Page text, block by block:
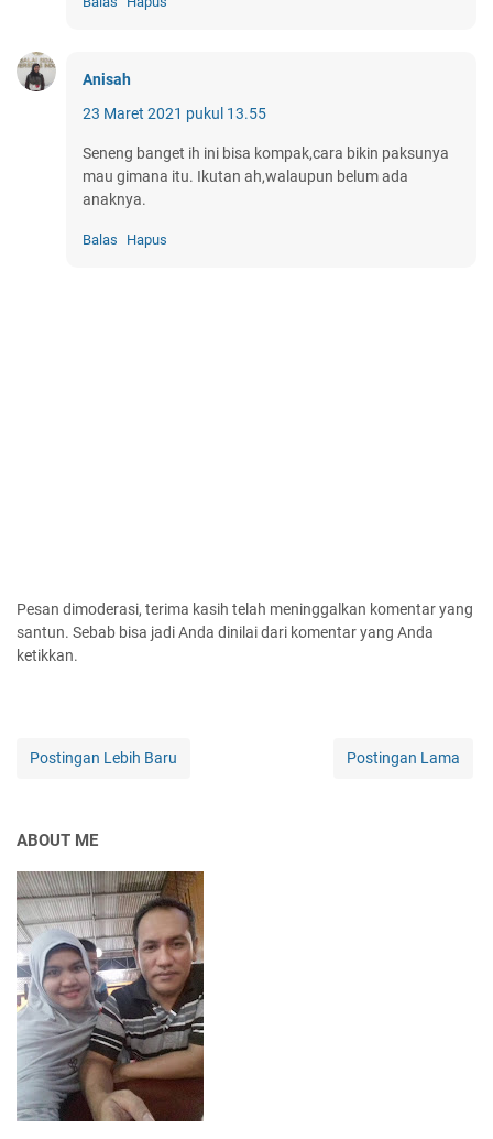
Anisah
23 Maret 2021 pukul 13.55
Seneng banget ih ini bisa kompak,cara bikin paksunya
mau gimana itu. Ikutan ah,walaupun belum ada
anaknya.
Balas Hapus
Pesan dimoderasi, terima kasih telah meninggalkan komentar yang
santun. Sebab bisa jadi Anda dinilai dari komentar yang Anda
ketikkan.
Postingan Lebih Baru Postingan Lama
ABOUT ME